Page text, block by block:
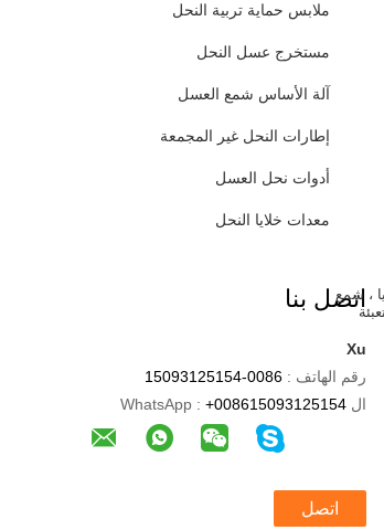
ملابس حماية تربية النحل
مستخرج عسل النحل
آلة الأساس شمع العسل
إطارات النحل غير المجمعة
أدوات نحل العسل
معدات خلايا النحل
اتصل بنا
Xu
رقم الهاتف :
ال WhatsApp : +008615093125154
اتصل
، شمع